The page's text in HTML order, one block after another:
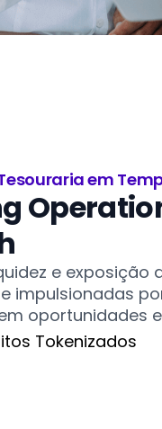
em
e exposição
impulsionadas
oportunidades
Tokenizados